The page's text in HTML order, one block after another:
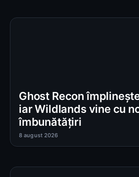
Ghost Recon
iar Wildlands vine cu
îmbunătățiri
8 august 2026